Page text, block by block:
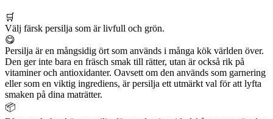
🛒
Välj färsk persilja som är livfull och grön.
😋
Persilja är en mångsidig ört som används i många kök världen över.
Den ger inte bara en fräsch smak till rätter, utan är också rik på
vitaminer och antioxidanter. Oavsett om den används som garnering
eller som en viktig ingrediens, är persilja ett utmärkt val för att lyfta
smaken på dina maträtter.
📦